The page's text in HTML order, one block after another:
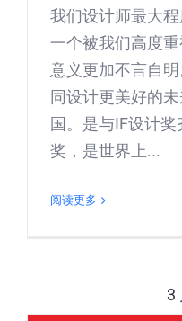
我们设计师最大
一个被我们高度
意义更加不言自
同设计更美好的
国。是与IF设计
奖，是世界上...
阅读更多
3